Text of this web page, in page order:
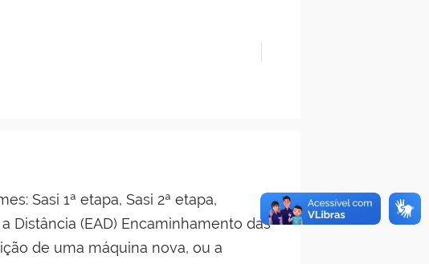
Sasi 1ª etapa, Sasi 2ª etapa,
Distância (EAD) Encaminhamento das
de uma máquina nova, ou a